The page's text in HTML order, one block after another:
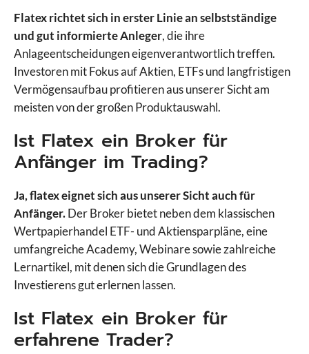
ActivTrades
Admirals
AMP Futures
AvaFutures
AvaTrade
Bitget
BlackBull Markets
Capital.com
CMC Markets
Comdirect
Consorsbank
Degiro
Deriv
Deutsche Bank
eToro
Finanzen.net
Vergleiche Broker
Flatex richtet sich in erster Linie an selbstständige
und gut informierte Anleger, die ihre
Anlageentscheidungen eigenverantwortlich treffen.
Investoren mit Fokus auf Aktien, ETFs und langfristigen
Vermögensaufbau profitieren aus unserer Sicht am
meisten von der großen Produktauswahl.
Ist Flatex ein Broker für
Anfänger im Trading?
Ja, flatex eignet sich aus unserer Sicht auch für
Anfänger.Der Broker bietet neben dem klassischen
Wertpapierhandel ETF- und Aktiensparpläne, eine
umfangreiche Academy, Webinare sowie zahlreiche
Lernartikel, mit denen sich die Grundlagen des
Investierens gut erlernen lassen.
Ist Flatex ein Broker für
erfahrene Trader?